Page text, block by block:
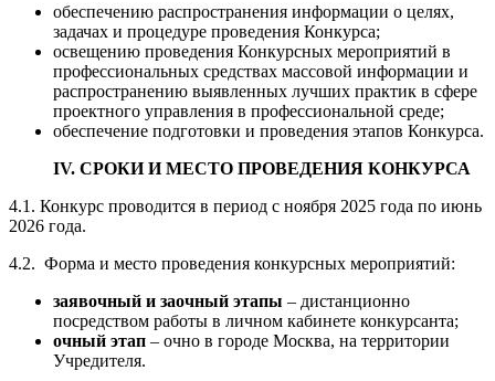
обеспечению распространения информации о целях,
задачах и процедуре проведения Конкурса;
освещению проведения Конкурсных мероприятий в
профессиональных средствах массовой информации и
распространению выявленных лучших практик в сфере
проектного управления в профессиональной среде;
обеспечение подготовки и проведения этапов Конкурса.
IV. СРОКИ И МЕСТО ПРОВЕДЕНИЯ КОНКУРСА
4.1. Конкурс проводится в период с ноября 2025 года по июнь
2026 года.
4.2. Форма и место проведения конкурсных мероприятий:
заявочный и заочный этапы – дистанционно
посредством работы в личном кабинете конкурсанта;
очный этап – очно в городе Москва, на территории
Учредителя.